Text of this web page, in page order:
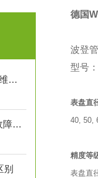
WIKA压力表的应用、使用方法和维护要点解析
浅谈汽油燃油压力表在燃油系统故障排除中的应用
别
德国
波登
型号
表盘直
40, 50,
精度等
表盘